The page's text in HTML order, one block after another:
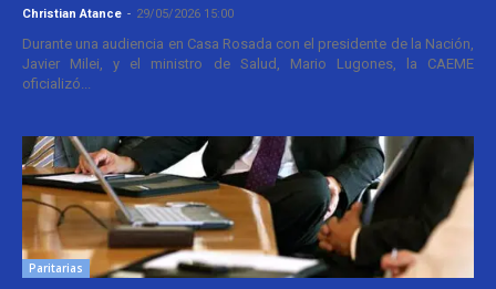
Christian Atance - 29/05/2026 15:00
Durante una audiencia en Casa Rosada con el presidente de la Nación,
Javier Milei, y el ministro de Salud, Mario Lugones, la CAEME
oficializó...
Paritarias